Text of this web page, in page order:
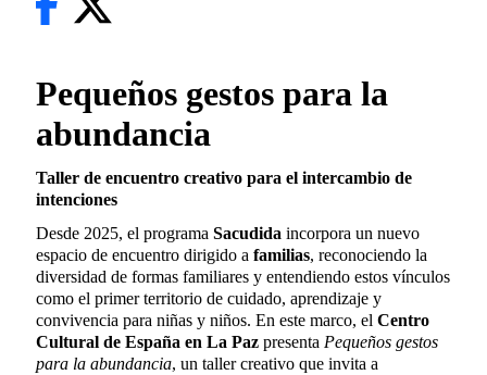
Pequeños gestos para la
abundancia
Taller de encuentro creativo para el intercambio de
intenciones
Desde 2025, el programa Sacudida incorpora un nuevo
espacio de encuentro dirigido a familias, reconociendo la
diversidad de formas familiares y entendiendo estos vínculos
como el primer territorio de cuidado, aprendizaje y
convivencia para niñas y niños. En este marco, el Centro
Cultural de España en La Paz presenta Pequeños gestos
para la abundancia, un taller creativo que invita a